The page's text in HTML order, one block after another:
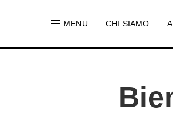
MENU CHI SIAMO